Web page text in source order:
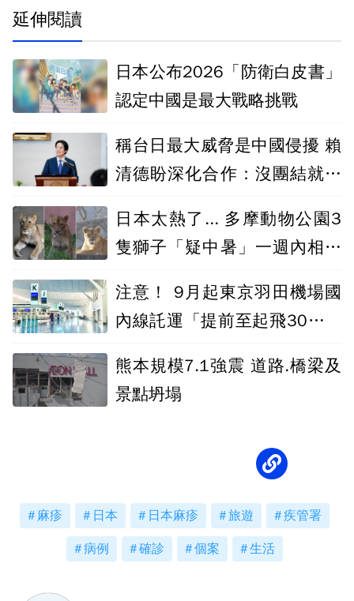
延伸閱讀
日本公布2026「防衛白皮書」
認定中國是最大戰略挑戰
稱台日最大威脅是中國侵擾 賴
清德盼深化合作：沒團結就沒
日本太熱了... 多摩動物公園3
隻獅子「疑中暑」一週內相繼
注意！ 9月起東京羽田機場國
內線託運「提前至起飛30分鐘
熊本規模7.1強震 道路.橋梁及
景點坍塌
麻疹 日本 日本麻疹 旅遊 疾管署
病例 確診 個案 生活